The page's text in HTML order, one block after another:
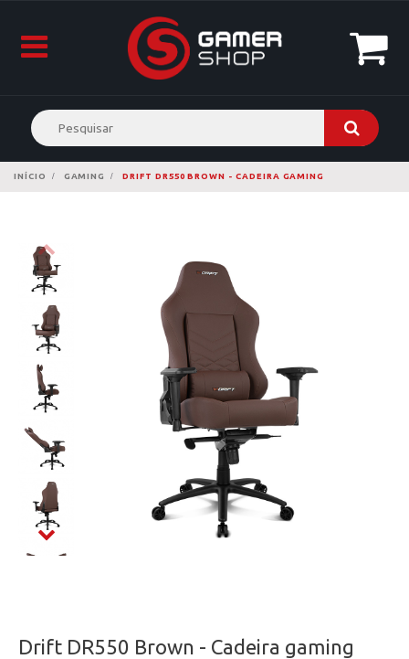
INÍCIO GAMING DRIFT DR550 BROWN - CADEIRA GAMING
Drift DR550 Brown - Cadeira gaming